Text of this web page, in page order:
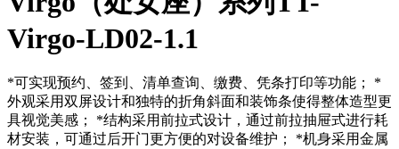
Virgo-LD02-1.1
*可实现预约、签到、清单查询、缴费、凭条打印等功能； *
外观采用双屏设计和独特的折角斜面和装饰条使得整体造型更
具视觉美感； *结构采用前拉式设计，通过前拉抽屉式进行耗
材安装，可通过后开门更方便的对设备维护； *机身采用金属